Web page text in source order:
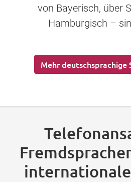
von Bayerisch, über
Hamburgisch –
Mehr deutschsprachige